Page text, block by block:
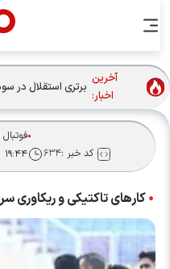
آخرین
اخبار:
برتری استقلال در
آسانی
فوتبال
کد خبر :۶۳۴ ۱۹:۴۴
کارهای تاکتیکی و ریکاوری سرخ‌پوشان